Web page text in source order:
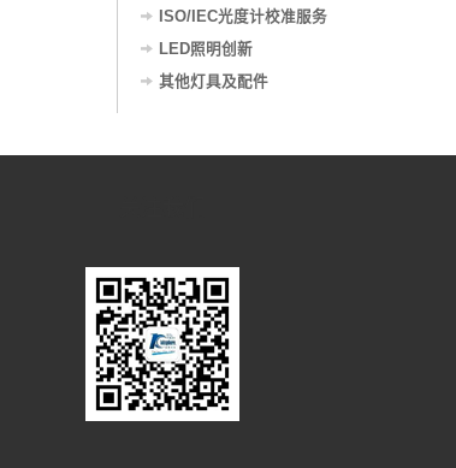
ISO/IEC光度计校准服务
LED照明创新
其他灯具及配件